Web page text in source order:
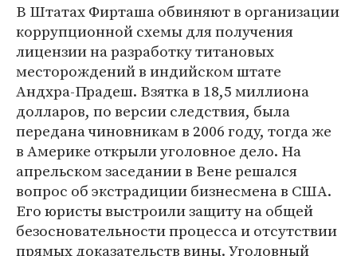
В Штатах Фирташа обвиняют в организации
коррупционной схемы для получения
лицензии на разработку титановых
месторождений в индийском штате
Андхра-Прадеш. Взятка в 18,5 миллиона
долларов, по версии следствия, была
передана чиновникам в 2006 году, тогда же
в Америке открыли уголовное дело. На
апрельском заседании в Вене решался
вопрос об экстрадиции бизнесмена в США.
Его юристы выстроили защиту на общей
безосновательности процесса и отсутствии
прямых доказательств вины. Уголовный